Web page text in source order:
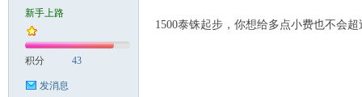
新手上路
积分 43
发消息
1500泰铢起步，你想给多点小费也不会超